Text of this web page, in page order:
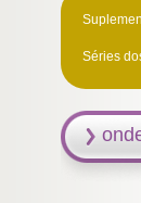
Séries